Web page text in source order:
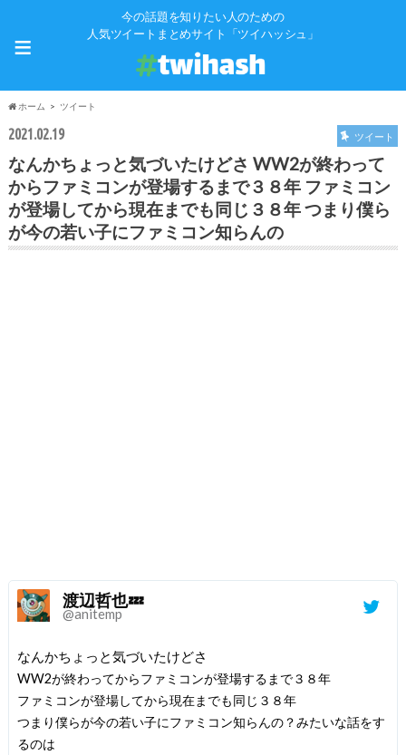
今の話題を知りたい人のための
人気ツイートまとめサイト「ツイハッシュ」
≡
ホーム ツイート
2021.02.19 ツイート
なんかちょっと気づいたけどさ WW2が終わって
からファミコンが登場するまで３８年 ファミコン
が登場してから現在までも同じ３８年 つまり僕ら
が今の若い子にファミコン知らんの
渡辺哲也💤
@anitemp
なんかちょっと気づいたけどさ
WW2が終わってからファミコンが登場するまで３８年
ファミコンが登場してから現在までも同じ３８年
つまり僕らが今の若い子にファミコン知らんの？みたいな話をす
るのは